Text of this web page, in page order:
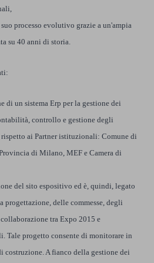
processo evolutivo grazie a un'ampia
su 40 anni di storia.
un sistema Erp per la gestione dei
controllo e gestione degli
ai Partner istituzionali: Comune di
di Milano, MEF e Camera di
del sito espositivo ed è, quindi, legato
progettazione, delle commesse, degli
tra Expo 2015 e
Tale progetto consente di monitorare in
costruzione. A fianco della gestione dei